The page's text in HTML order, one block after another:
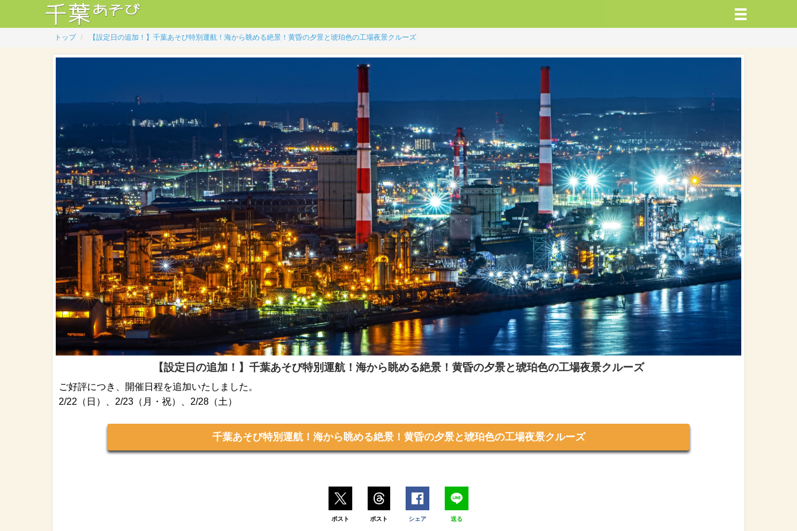
トップ 【設定日の追加！】千葉あそび特別運航！海から眺める絶景！黄昏の夕景と琥珀色の工場夜景クルーズ
【設定日の追加！】千葉あそび特別運航！海から眺める絶景！黄昏の夕景と琥珀色の工場夜景クルーズ
ご好評につき、開催日程を追加いたしました。
2/22（日）、2/23（月・祝）、2/28（土）
千葉あそび特別運航！海から眺める絶景！黄昏の夕景と琥珀色の工場夜景クルーズ
ポスト ポスト シェア 送る